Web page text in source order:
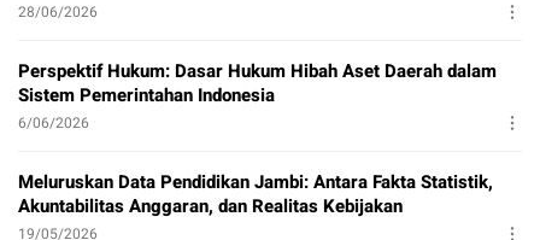
28/06/2026
Perspektif Hukum: Dasar Hukum Hibah Aset Daerah dalam
Sistem Pemerintahan Indonesia
6/06/2026
Meluruskan Data Pendidikan Jambi: Antara Fakta Statistik,
Akuntabilitas Anggaran, dan Realitas Kebijakan
19/05/2026